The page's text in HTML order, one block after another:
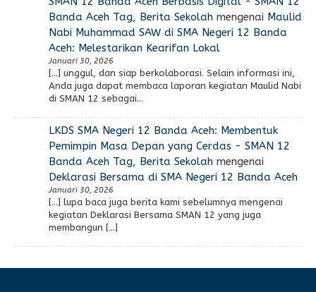
Banda Aceh Tag, Berita Sekolahmengenai Maulid
Nabi Muhammad SAW di SMA Negeri 12 Banda
Aceh: Melestarikan Kearifan Lokal
Januari 30, 2026
[…] unggul, dan siap berkolaborasi. Selain informasi ini,
Anda juga dapat membaca laporan kegiatan Maulid Nabi
di SMAN 12 sebagai…
LKDS SMA Negeri 12 Banda Aceh: Membentuk
Pemimpin Masa Depan yang Cerdas - SMAN 12
Banda Aceh Tag, Berita Sekolahmengenai
Deklarasi Bersama di SMA Negeri 12 Banda Aceh
Januari 30, 2026
[…] lupa baca juga berita kami sebelumnya mengenai
kegiatan Deklarasi Bersama SMAN 12 yang juga
membangun […]